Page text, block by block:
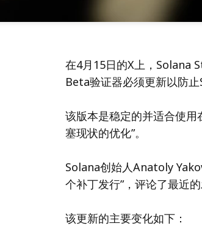
在4月15日的X上，Solana
Beta验证器必须更新以防止
该版本是稳定的并适合使
塞现状的优化”。
Solana创始人Anatoly
个补丁发行”，评论了最近的
该更新的主要变化如下：